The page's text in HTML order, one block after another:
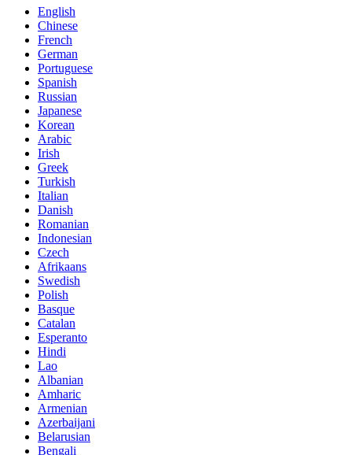
English
Chinese
French
German
Portuguese
Spanish
Russian
Japanese
Korean
Arabic
Irish
Greek
Turkish
Italian
Danish
Romanian
Indonesian
Czech
Afrikaans
Swedish
Polish
Basque
Catalan
Esperanto
Hindi
Lao
Albanian
Amharic
Armenian
Azerbaijani
Belarusian
Bengali